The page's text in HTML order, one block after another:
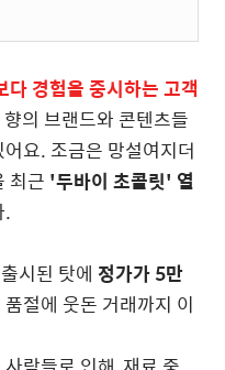
다 경험을 중시하는 고객
의 브랜드와 콘텐츠들
요. 조금은 망설여지더
최근 '두바이 초콜릿' 열
.
시된 탓에 정가가 5만
절에 웃돈 거래까지 이